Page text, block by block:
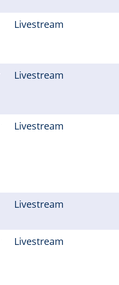
Livestream
Livestream
Livestream
Livestream
Livestream